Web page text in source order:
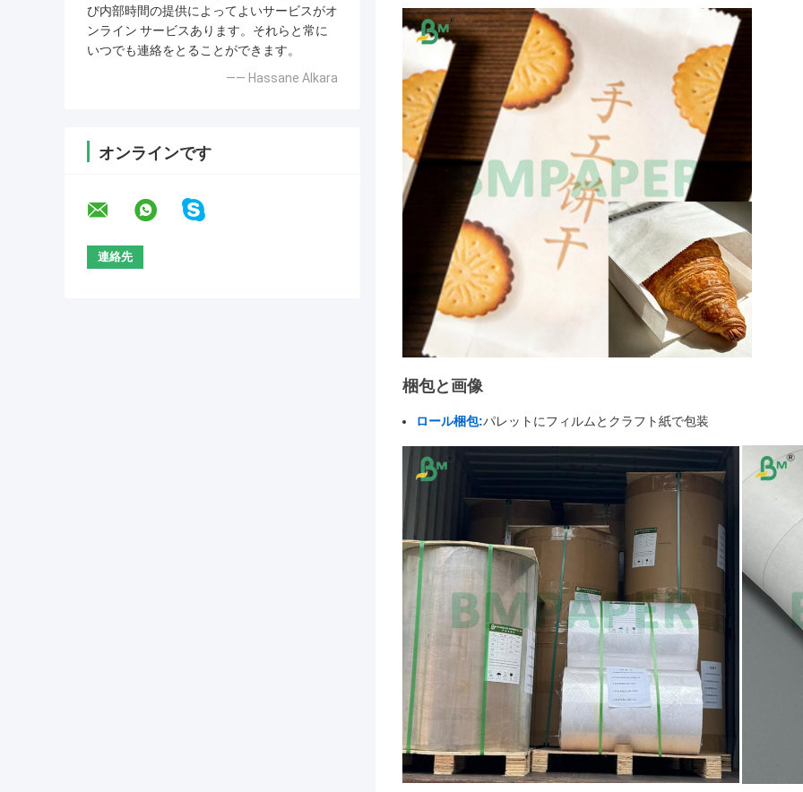
び内部時間の提供によってよいサービスがオ
ンライン サービスあります。それらと常に
いつでも連絡をとることができます。
—— Hassane Alkara
オンラインです
梱包と画像
ロール梱包:パレットにフィルムとクラフト紙で包装